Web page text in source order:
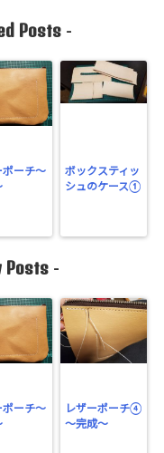
Posts-
ポーチ～
ボックスティッ
シュのケース①
Posts -
ポーチ～
レザーポーチ④
～完成～